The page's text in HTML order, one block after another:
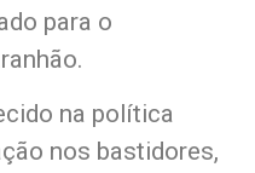
para o
na política
nos bastidores,